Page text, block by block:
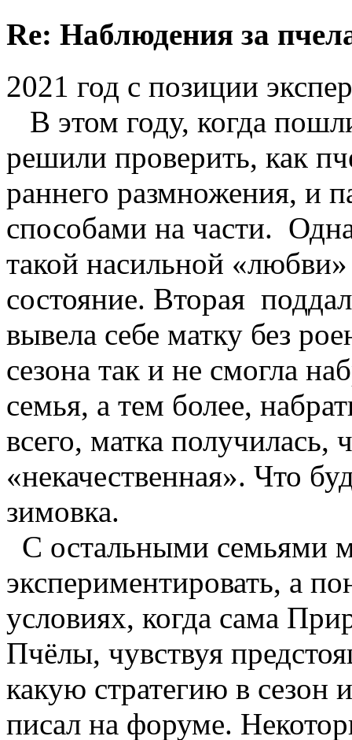
Re: Наблюдения за
2021 год с позиции
В этом году, когда
решили проверить, как
раннего размножения, и
способами на части. Одна
такой насильной
состояние. Вторая
вывела себе матку без
сезона так и не смогла
семья, а тем более,
всего, матка получилась,
«некачественная». Что
зимовка.
С остальными семьями
экспериментировать, а
условиях, когда сама
Пчёлы, чувствуя
какую стратегию в сезон
писал на форуме.